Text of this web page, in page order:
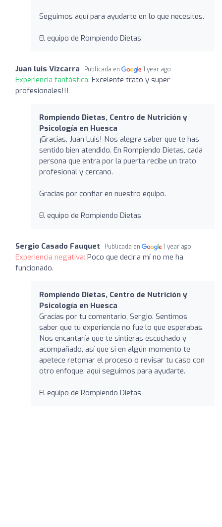
Seguimos aquí para ayudarte en lo que necesites.
El equipo de Rompiendo Dietas
Juan luis Vizcarra Publicada en 1 year ago
Experiencia fantástica: Excelente trato y super
profesionales!!!
Rompiendo Dietas, Centro de Nutrición y
Psicología en Huesca
¡Gracias, Juan Luis! Nos alegra saber que te has
sentido bien atendido. En Rompiendo Dietas, cada
persona que entra por la puerta recibe un trato
profesional y cercano.
Gracias por confiar en nuestro equipo.
El equipo de Rompiendo Dietas
Sergio Casado Fauquet Publicada en 1 year ago
Experiencia negativa: Poco que decir,a mí no me ha
funcionado.
Rompiendo Dietas, Centro de Nutrición y
Psicología en Huesca
Gracias por tu comentario, Sergio. Sentimos
saber que tu experiencia no fue lo que esperabas.
Nos encantaría que te sintieras escuchado y
acompañado, así que si en algún momento te
apetece retomar el proceso o revisar tu caso con
otro enfoque, aquí seguimos para ayudarte.
El equipo de Rompiendo Dietas